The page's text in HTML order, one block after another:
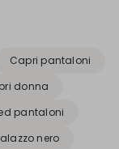
Capri pantaloni
donna
pantaloni
nero